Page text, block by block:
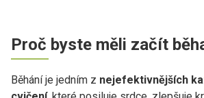
Proč byste měli začít
Běhání je jedním z nejefektivnějších